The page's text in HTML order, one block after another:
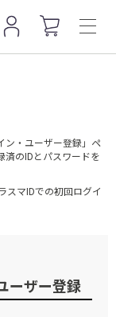
・ユーザー登録」ペ
済のIDとパスワードを
マIDでの初回ログイ
ーザー登録